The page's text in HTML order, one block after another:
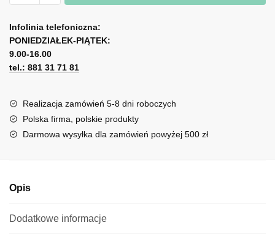
roślinami
l
t
e
r
a
t
i
Infolinia telefoniczna:
PONIEDZIAŁEK-PIĄTEK:
9.00-16.00
tel.: 881 31 71 81
Realizacja zamówień 5-8 dni roboczych
Polska firma, polskie produkty
Darmowa wysyłka dla zamówień powyżej 500 zł
Opis
Dodatkowe informacje